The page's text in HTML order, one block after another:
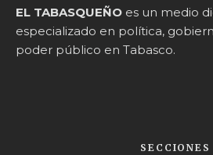
EL TABASQUEÑO es un medio
especializado en política,
poder público en Tabasco.
SECCIONES